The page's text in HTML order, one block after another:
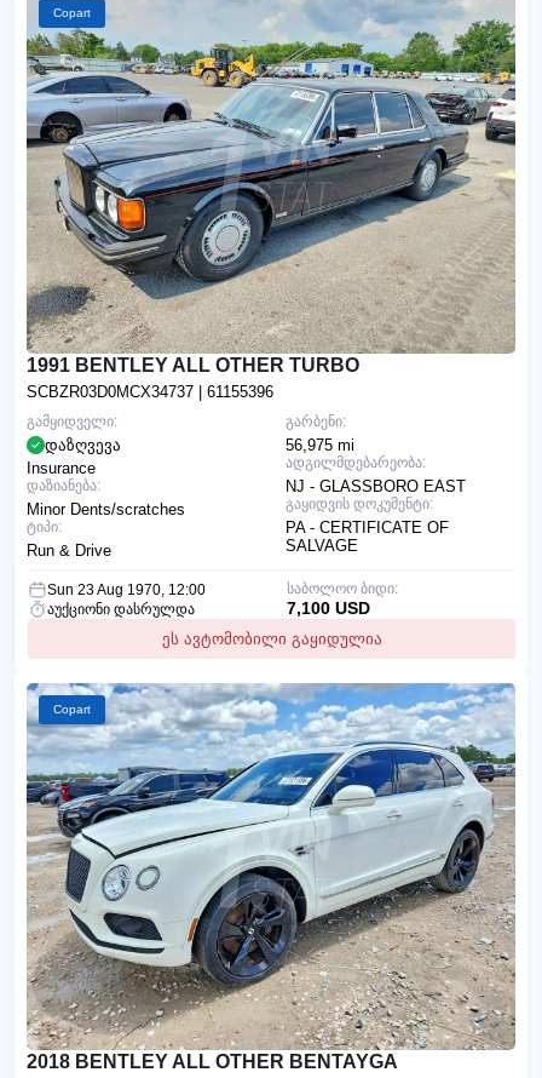
Copart
1991 BENTLEY ALL OTHER TURBO
SCBZR03D0MCX34737 | 61155396
გარბენი:
56,975 mi
ადგილმდებარეობა:
NJ - GLASSBORO EAST
გაყიდვის დოკუმენტი:
PA - CERTIFICATE OF
SALVAGE
გამყიდველი:
დაზღვევა
Insurance
დაზიანება:
Minor Dents/scratches
ტიპი:
Run & Drive
Sun 23 Aug 1970, 12:00
აუქციონი დასრულდა
ეს ავტომობილი გაყიდულია
საბოლოო ბიდი:
7,100 USD
Copart
2018 BENTLEY ALL OTHER BENTAYGA